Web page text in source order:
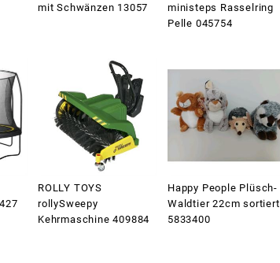
mit Schwänzen 13057
ministeps Rasselring
Pelle 045754
ROLLY TOYS
rollySweepy
Kehrmaschine 409884
Happy People Plüsch-
Waldtier 22cm sortiert
5833400